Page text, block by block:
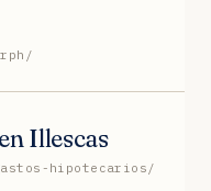
Illescas
hipotecarios/